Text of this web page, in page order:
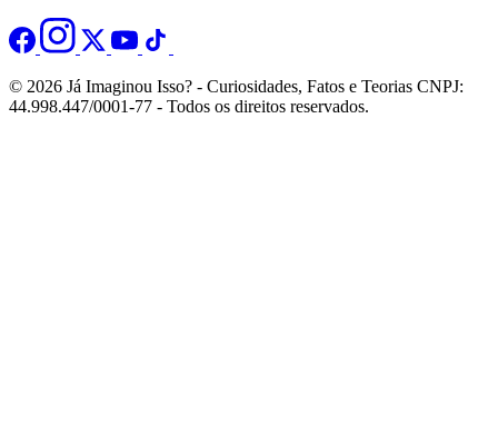
© 2026 Já Imaginou Isso? - Curiosidades, Fatos e Teorias CNPJ:
44.998.447/0001-77 - Todos os direitos reservados.